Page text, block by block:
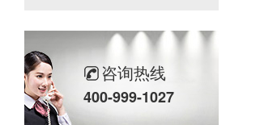
咨询热线
400-999-1027